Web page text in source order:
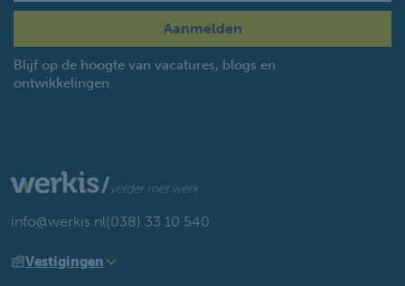
Blijf op de hoogte van vacatures, blogs en
ontwikkelingen.
info@werkis.nl(038) 33 10 540
Vestigingen